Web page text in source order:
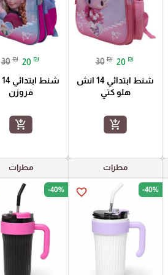
30 ₪ 20 ₪
شنط ابتدائي 14 انش
هلو كتي
add_shopping_cart
30 ₪ 20 ₪
فروزن
add_shopping_cart
مطرات
favorite_border -40%
مطرات
-40%